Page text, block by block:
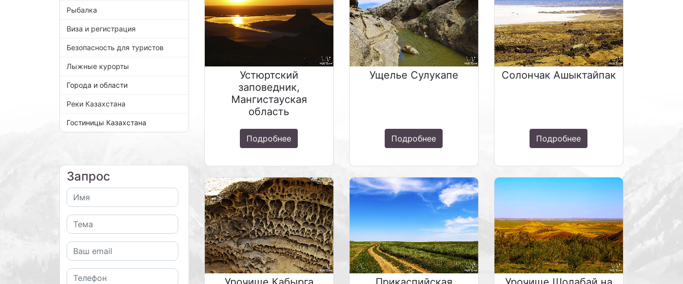
Рыбалка
Виза и регистрация
Безопасность для туристов
Лыжные курорты
Города и области
Реки Казахстана
Гостиницы Казахстана
Запрос
Устюртский
заповедник,
Мангистауская
область
Подробнее
Ущелье Сулукапе
Подробнее
Солончак Ашыктайпак
Подробнее